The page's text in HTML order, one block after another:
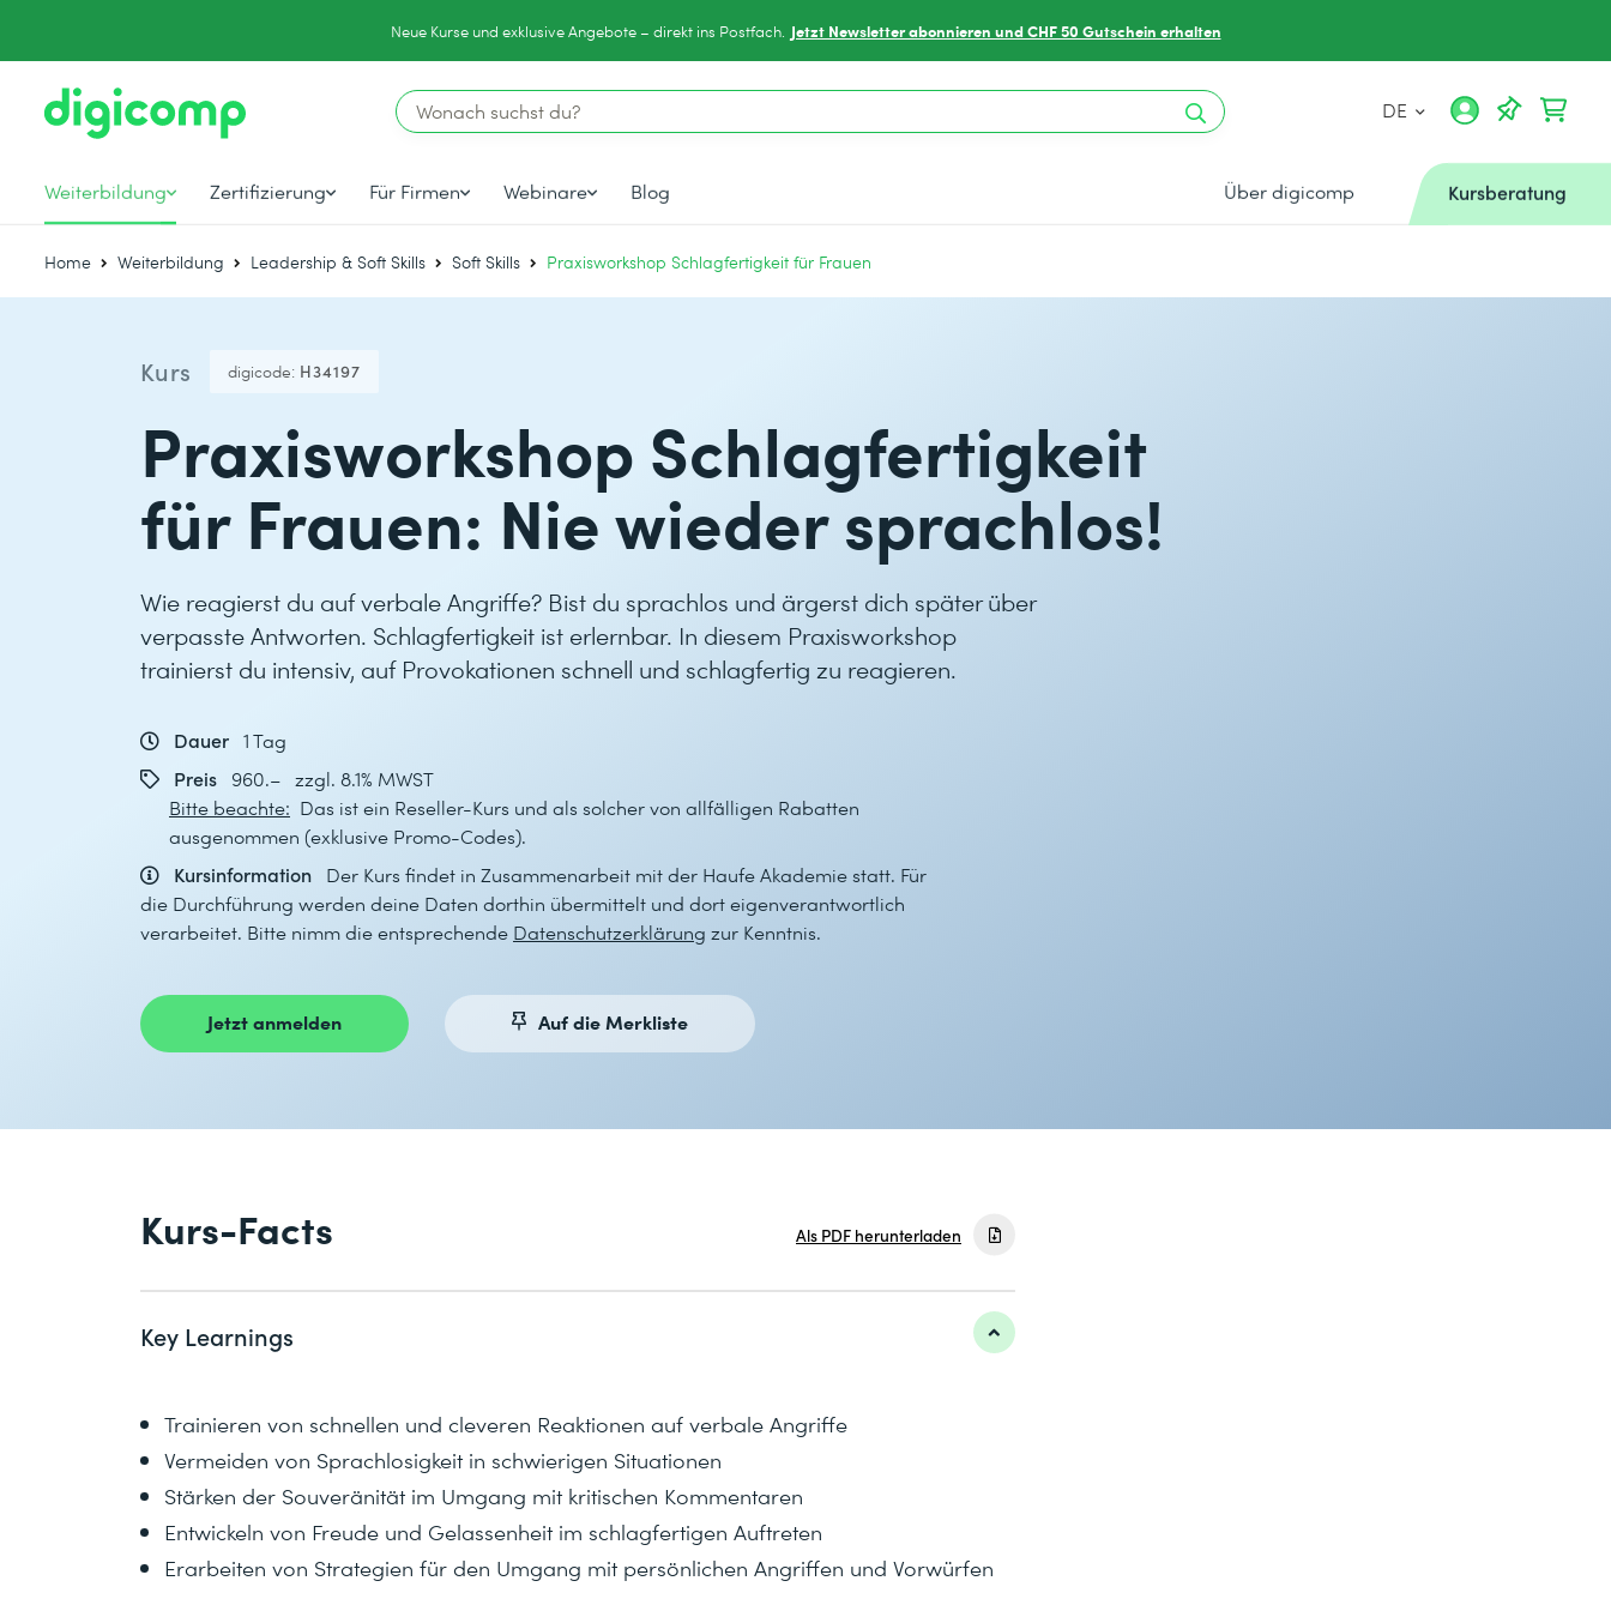
Neue Kurse und exklusive Angebote – direkt ins Postfach. Jetzt Newsletter abonnieren und CHF 50 Gutschein erhalten
DE
Weiterbildung Zertifizierung Für Firmen Webinare Blog Über digicomp Kursberatung
Home Weiterbildung Leadership & Soft Skills Soft Skills Praxisworkshop Schlagfertigkeit für Frauen
Kurs digicode: H34197
Praxisworkshop Schlagfertigkeit
für Frauen: Nie wieder sprachlos!
​Wie reagierst du auf verbale Angriffe? Bist du sprachlos und ärgerst dich später über
verpasste Antworten. Schlagfertigkeit ist erlernbar. In diesem Praxisworkshop
trainierst du intensiv, auf Provokationen schnell und schlagfertig zu reagieren.
Dauer 1 Tag
Preis
960.– zzgl. 8.1% MWST
Bitte beachte: Das ist ein Reseller-Kurs und als solcher von allfälligen Rabatten
ausgenommen (exklusive Promo-Codes).
Kursinformation
Der Kurs findet in Zusammenarbeit mit der Haufe Akademie statt. Für
die Durchführung werden deine Daten dorthin übermittelt und dort eigenverantwortlich
verarbeitet. Bitte nimm die entsprechende Datenschutzerklärung zur Kenntnis.
Jetzt anmelden Auf die Merkliste
Kurs-Facts Als PDF herunterladen
Key Learnings
Trainieren von schnellen und cleveren Reaktionen auf verbale Angriffe
Vermeiden von Sprachlosigkeit in schwierigen Situationen
Stärken der Souveränität im Umgang mit kritischen Kommentaren
Entwickeln von Freude und Gelassenheit im schlagfertigen Auftreten
Erarbeiten von Strategien für den Umgang mit persönlichen Angriffen und Vorwürfen